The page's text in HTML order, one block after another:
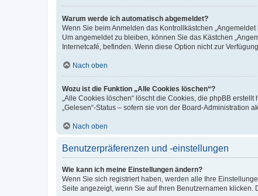
Warum werde ich automatisch abgemeldet?
Wenn Sie beim Anmelden das Kontrollkästchen
Um angemeldet zu bleiben, können Sie das Kästchen
Internetcafé, befinden. Wenn diese Option nicht zur
Nach oben
Wozu ist die Funktion „Alle Cookies löschen“?
„Alle Cookies löschen“ löscht die Cookies, die phpBB
„Gelesen“-Status – sofern sie von der Board-
Nach oben
Benutzerpräferenzen und -einstellungen
Wie kann ich meine Einstellungen ändern?
Wenn Sie sich registriert haben, werden alle Ihre
Seite angezeigt, wenn Sie auf Ihren Benutzernamen klicken.